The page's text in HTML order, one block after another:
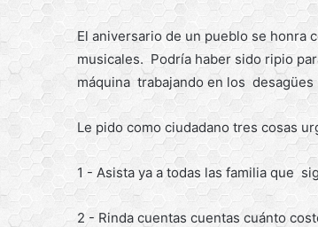
El aniversario de un pueblo se honra
musicales. Podría haber sido ripio
máquina trabajando en los desagües
Le pido como ciudadano tres cosas
1 - Asista ya a todas las familia que
2 - Rinda cuentas cuentas cuánto